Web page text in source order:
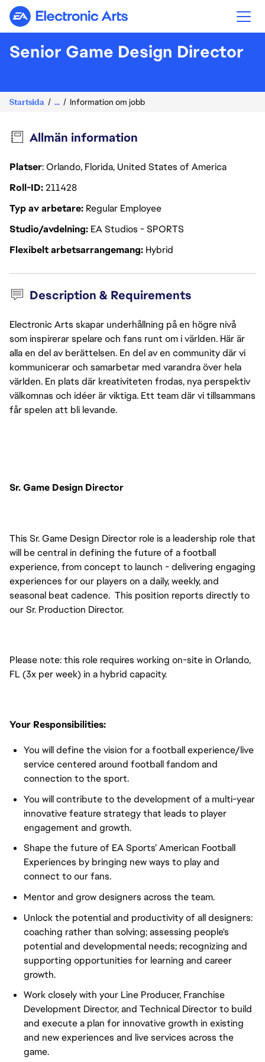
Electronic Arts
Senior Game Design Director
Startsida ... Information om jobb
Allmän information
Platser: Orlando, Florida, United States of America
Roll-ID211428
Typ av arbetare Regular Employee
Studio/avdelning EA Studios - SPORTS
Flexibelt arbetsarrangemang Hybrid
Description & Requirements
Electronic Arts skapar underhållning på en högre nivå
som inspirerar spelare och fans runt om i världen. Här är
alla en del av berättelsen. En del av en community där vi
kommunicerar och samarbetar med varandra över hela
världen. En plats där kreativiteten frodas, nya perspektiv
välkomnas och idéer är viktiga. Ett team där vi tillsammans
får spelen att bli levande.
Sr. Game Design Director
This Sr. Game Design Director role is a leadership role that
will be central in defining the future of a football
experience, from concept to launch - delivering engaging
experiences for our players on a daily, weekly, and
seasonal beat cadence. This position reports directly to
our Sr. Production Director.
Please note: this role requires working on-site in Orlando,
FL (3x per week) in a hybrid capacity.
Your Responsibilities:
You will define the vision for a football experience/live
service centered around football fandom and
connection to the sport.
You will contribute to the development of a multi-year
innovative feature strategy that leads to player
engagement and growth.
Shape the future of EA Sports’ American Football
Experiences by bringing new ways to play and
connect to our fans.
Mentor and grow designers across the team.
Unlock the potential and productivity of all designers:
coaching rather than solving; assessing people's
potential and developmental needs; recognizing and
supporting opportunities for learning and career
growth.
Work closely with your Line Producer, Franchise
Development Director, and Technical Director to build
and execute a plan for innovative growth in existing
and new experiences and live services across the
game.